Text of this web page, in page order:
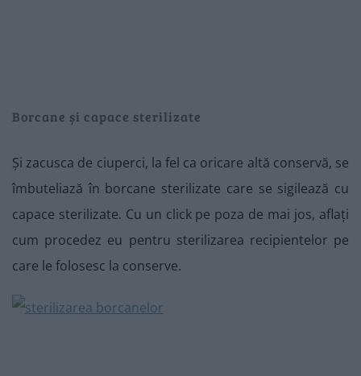
Borcane și capace sterilizate
Și zacusca de ciuperci, la fel ca oricare altă conservă, se
îmbuteliază în borcane sterilizate care se sigilează cu
capace sterilizate. Cu un click pe poza de mai jos, aflați
cum procedez eu pentru sterilizarea recipientelor pe
care le folosesc la conserve.